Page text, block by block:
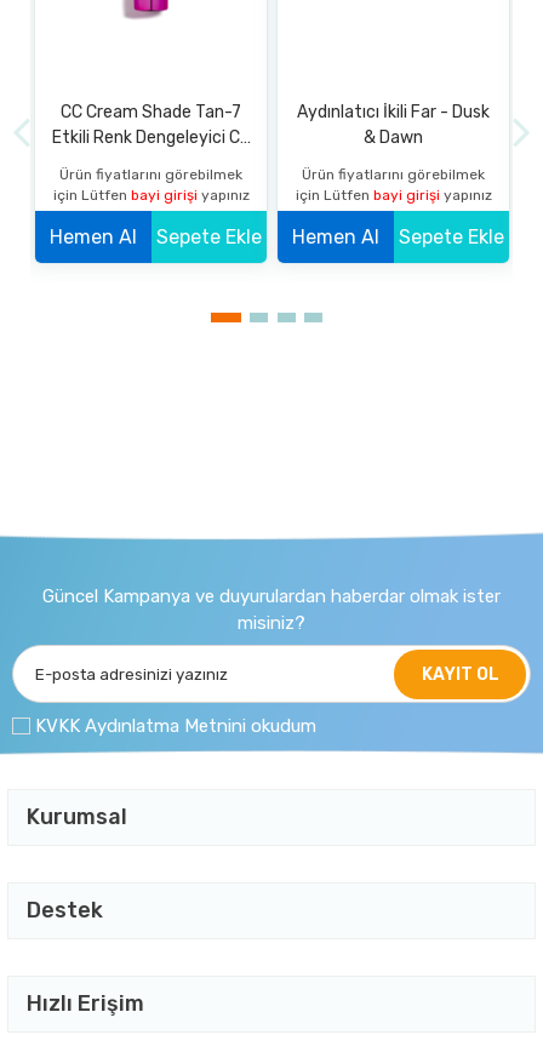
CC Cream Shade Tan-7
Etkili Renk Dengeleyici CC
Ürün fiyatlarını görebilmek
için Lütfen bayi girişi yapınız
Hemen Al Sepete Ekle
Aydınlatıcı İkili Far - Dusk
& Dawn
Ürün fiyatlarını görebilmek
için Lütfen bayi girişi yapınız
Hemen Al Sepete Ekle
Güncel Kampanya ve duyurulardan haberdar olmak ister
misiniz?
KAYIT OL
KVKK Aydınlatma Metnini okudum
Kurumsal
Destek
Hızlı Erişim